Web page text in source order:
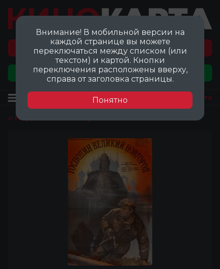
Перейти на карту локаций ©
Добавить локацию
Посмотреть на карте
‹‹ Перейти ко всем фильмам
Внимание! В мобильной версии на
каждой странице вы можете
переключаться между списком (или
текстом) и картой. Кнопки
переключения расположены вверху,
справа от заголовка страницы.
Понятно